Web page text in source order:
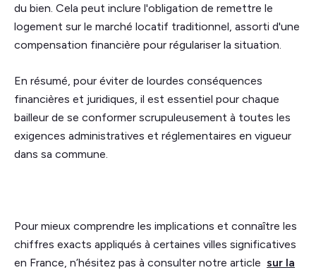
du bien. Cela peut inclure l'obligation de remettre le
logement sur le marché locatif traditionnel, assorti d'une
compensation financière pour régulariser la situation.
En résumé, pour éviter de lourdes conséquences
financières et juridiques, il est essentiel pour chaque
bailleur de se conformer scrupuleusement à toutes les
exigences administratives et réglementaires en vigueur
dans sa commune.
Pour mieux comprendre les implications et connaître les
chiffres exacts appliqués à certaines villes significatives
en France, n’hésitez pas à consulter notre article sur la